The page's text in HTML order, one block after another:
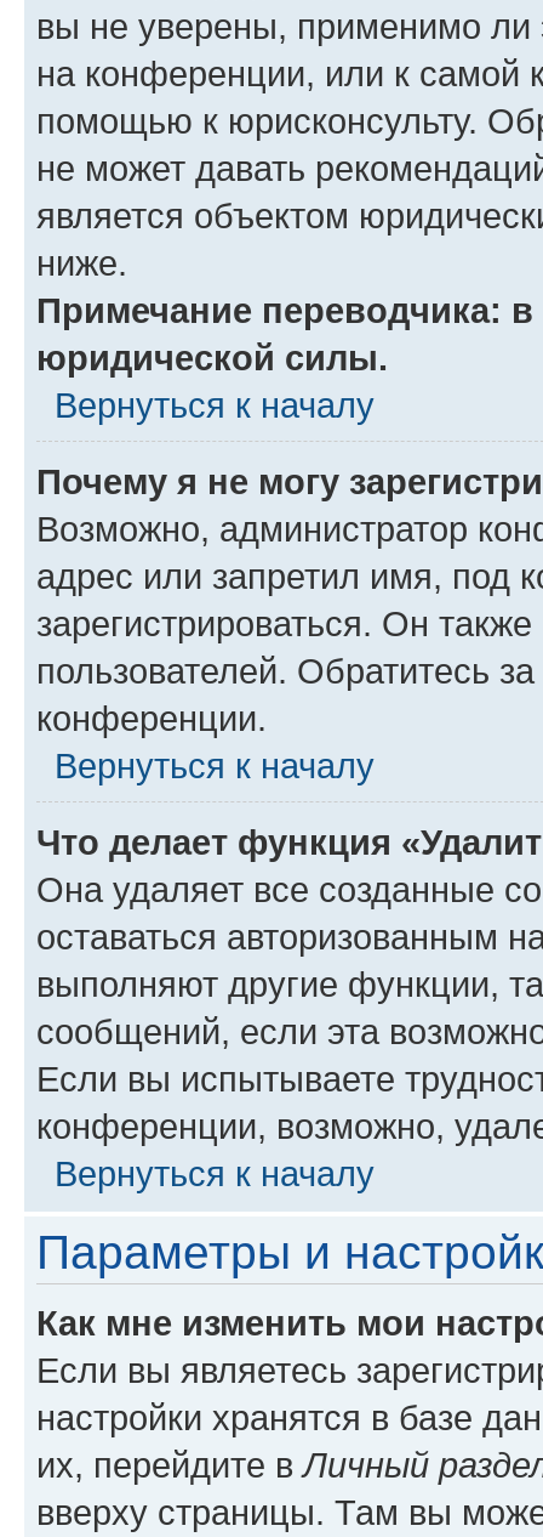
вы не уверены, применимо ли
на конференции, или к самой
помощью к юрисконсульту.
не может давать
является объектом
ниже.
Примечание переводчика:
юридической силы.
Вернуться к началу
Почему я не могу
Возможно, администратор
адрес или запретил имя, под
зарегистрироваться. Он
пользователей. Обратитесь
конференции.
Вернуться к началу
Что делает функция
Она удаляет все созданные
оставаться авторизованным
выполняют другие функции,
сообщений, если эта
Если вы испытываете
конференции, возможно,
Вернуться к началу
Параметры и
Как мне изменить мои
Если вы являетесь
настройки хранятся в базе
их, перейдите вЛичный
вверху страницы. Там вы